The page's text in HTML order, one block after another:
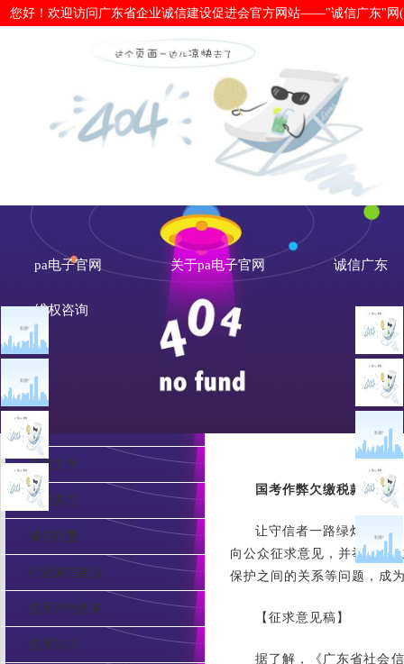
您好！欢迎访问广东省企业诚信建设促进会官方网站——"诚信广东"网
《广东省社会信用条例》力争明年
pa电子官网 关于pa电子官网 诚信广东
维权咨询
信用服务
信用文件
信用典范
诚信联盟
行业诚信建设
信用评估机构
信用知识
信用政策
国考作弊欠缴税款须留
让守信者一路绿灯，让
向公众征求意见，并举行了
保护之间的关系等问题，成
【征求意见稿】
据了解，《广东省社会